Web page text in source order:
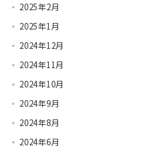
2025年2月
2025年1月
2024年12月
2024年11月
2024年10月
2024年9月
2024年8月
2024年6月